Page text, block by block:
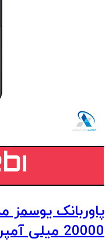
20000 میلی آمپر